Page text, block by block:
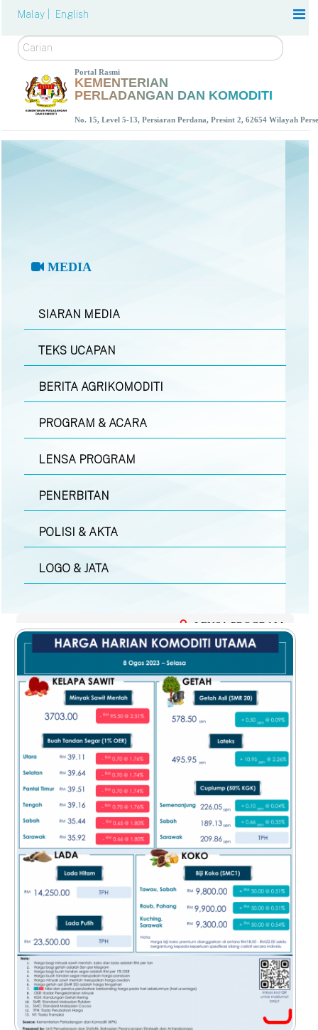
Malay | English
Carian
Portal Rasmi
KEMENTERIAN
PERLADANGAN DAN KOMODITI
No. 15, Level 5-13, Persiaran Perdana, Presint 2, 62654 Wilayah
MEDIA
SIARAN MEDIA
TEKS UCAPAN
BERITA AGRIKOMODITI
PROGRAM & ACARA
LENSA PROGRAM
PENERBITAN
POLISI & AKTA
LOGO & JATA
LENSA PROGRAM